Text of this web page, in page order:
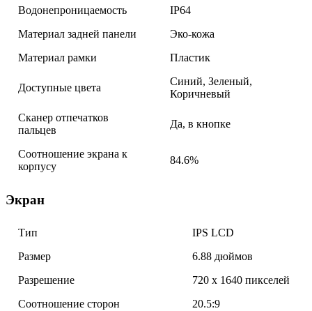
Водонепроницаемость
IP64
Материал задней панели
Эко-кожа
Материал рамки
Пластик
Доступные цвета
Синий, Зеленый,
Коричневый
Сканер отпечатков
пальцев
Да, в кнопке
Соотношение экрана к
корпусу
84.6%
Экран
Тип
IPS LCD
Размер
6.88 дюймов
Разрешение
720 x 1640 пикселей
Соотношение сторон
20.5:9